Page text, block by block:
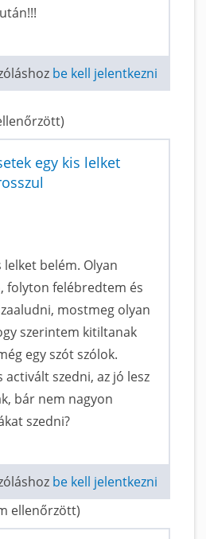
be kell jelentkezni
egy kis lelket
lelket belém. Olyan
folyton felébredtem és
mostmeg olyan
szerintem kitiltanak
egy szót szólok.
activált szedni, az jó lesz
bár nem nagyon
szedni?
be kell jelentkezni
ellenőrzött)